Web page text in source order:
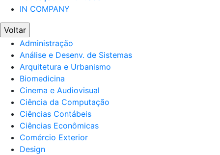
IN COMPANY
Voltar
Administração
Análise e Desenv. de Sistemas
Arquitetura e Urbanismo
Biomedicina
Cinema e Audiovisual
Ciência da Computação
Ciências Contábeis
Ciências Econômicas
Comércio Exterior
Design